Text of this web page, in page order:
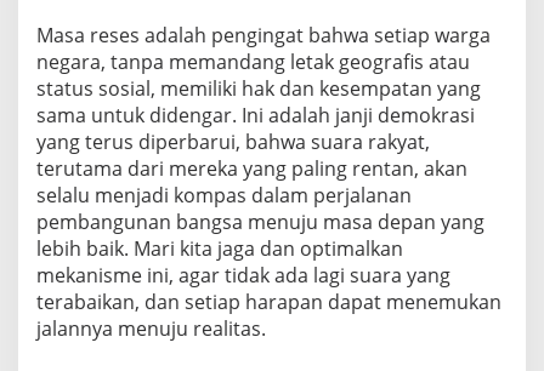
Masa reses adalah pengingat bahwa setiap warga
negara, tanpa memandang letak geografis atau
status sosial, memiliki hak dan kesempatan yang
sama untuk didengar. Ini adalah janji demokrasi
yang terus diperbarui, bahwa suara rakyat,
terutama dari mereka yang paling rentan, akan
selalu menjadi kompas dalam perjalanan
pembangunan bangsa menuju masa depan yang
lebih baik. Mari kita jaga dan optimalkan
mekanisme ini, agar tidak ada lagi suara yang
terabaikan, dan setiap harapan dapat menemukan
jalannya menuju realitas.